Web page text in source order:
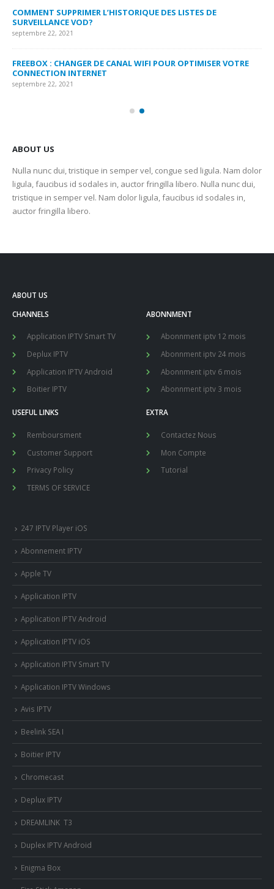
COMMENT SUPPRIMER L’HISTORIQUE DES LISTES DE
SURVEILLANCE VOD?
septembre 22, 2021
FREEBOX : CHANGER DE CANAL WIFI POUR OPTIMISER VOTRE
CONNECTION INTERNET
septembre 22, 2021
ABOUT US
Nulla nunc dui, tristique in semper vel, congue sed ligula. Nam dolor
ligula, faucibus id sodales in, auctor fringilla libero. Nulla nunc dui,
tristique in semper vel. Nam dolor ligula, faucibus id sodales in,
auctor fringilla libero.
ABOUT US
CHANNELS
Application IPTV Smart TV
Deplux IPTV
Application IPTV Android
Boitier IPTV
ABONNMENT
Abonnment iptv 12 mois
Abonnment iptv 24 mois
Abonnment iptv 6 mois
Abonnment iptv 3 mois
USEFUL LINKS
Remboursment
Customer Support
Privacy Policy
TERMS OF SERVICE
EXTRA
Contactez Nous
Mon Compte
Tutorial
247 IPTV Player iOS
Abonnement IPTV
Apple TV
Application IPTV
Application IPTV Android
Application IPTV iOS
Application IPTV Smart TV
Application IPTV Windows
Avis IPTV
Beelink SEA I
Boitier IPTV
Chromecast
Deplux IPTV
DREAMLINK T3
Duplex IPTV Android
Enigma Box